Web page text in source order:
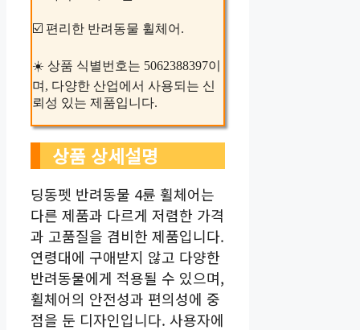
☑️ 편리한 반려동물 휠체어.
☀️ 상품 식별번호는 5062388397이
며, 다양한 산업에서 사용되는 신
뢰성 있는 제품입니다.
상품 상세설명
딩동펫 반려동물 4륜 휠체어는
다른 제품과 다르게 저렴한 가격
과 고품질을 겸비한 제품입니다.
연령대에 구애받지 않고 다양한
반려동물에게 적용될 수 있으며,
휠체어의 안전성과 편의성에 중
점을 둔 디자인입니다. 사용자에